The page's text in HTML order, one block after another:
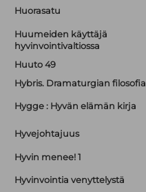
Huorasatu
Huumeiden käyttäjä
hyvinvointivaltiossa
Huuto 49
Hybris. Dramaturgian filosofia
Hygge : Hyvän elämän kirja
Hyvejohtajuus
Hyvin menee! 1
Hyvinvointia venyttelystä